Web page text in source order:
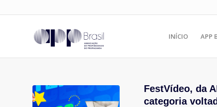
INÍCIO APP
FestVídeo, da
categoria